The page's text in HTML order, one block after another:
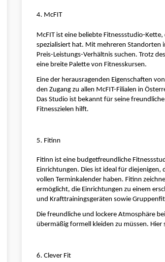
4. McFIT
McFIT ist eine beliebte Fitnessstudio-
spezialisiert hat. Mit mehreren Standorten
Preis-Leistungs-Verhältnis suchen. Trotz
eine breite Palette von Fitnesskursen.
Eine der herausragenden Eigenschaften
den Zugang zu allen McFIT-Filialen in
Das Studio ist bekannt für seine
Fitnesszielen hilft.
5. Fitinn
Fitinn ist eine budgetfreundliche
Einrichtungen. Dies ist ideal für diejenigen,
vollen Terminkalender haben. Fitinn
ermöglicht, die Einrichtungen zu einem
und Krafttrainingsgeräten sowie
Die freundliche und lockere Atmosphäre
übermäßig formell kleiden zu müssen.
6. Clever Fit